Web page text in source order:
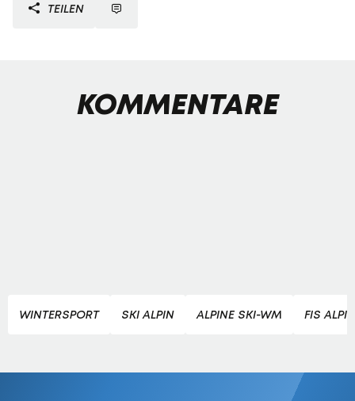
TEILEN
KOMMENTARE
WINTERSPORT SKI ALPIN ALPINE SKI-WM FIS